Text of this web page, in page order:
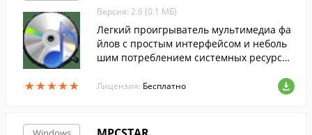
★★★★★
★★★★★
Версия: 2.6 (0.1 МБ)
Легкий проигрыватель мультимедиа фа
йлов с простым интерфейсом и неболь
шим потреблением системных ресурсо
Лицензия: Бесплатно